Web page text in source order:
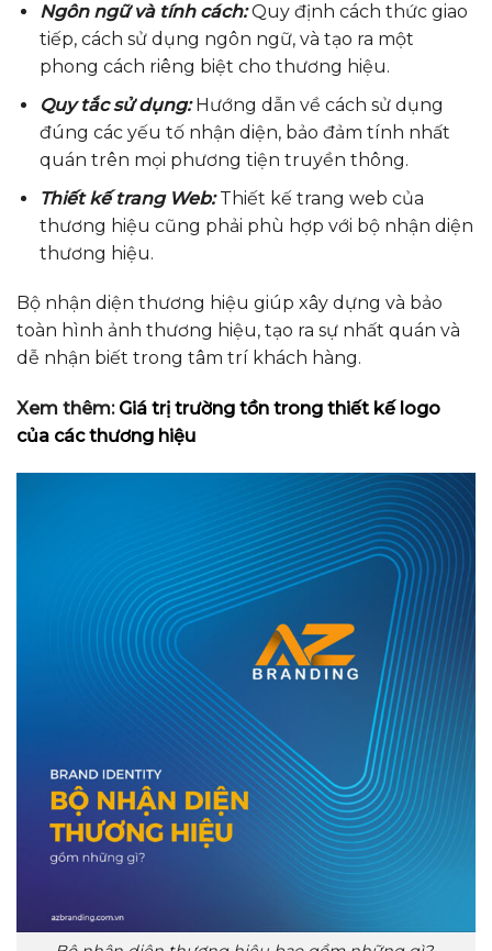
Ngôn ngữ và tính cách:Quy định cách thức giao
tiếp, cách sử dụng ngôn ngữ, và tạo ra một
phong cách riêng biệt cho thương hiệu.
Quy tắc sử dụng:Hướng dẫn về cách sử dụng
đúng các yếu tố nhận diện, bảo đảm tính nhất
quán trên mọi phương tiện truyền thông.
Thiết kế trang Web:Thiết kế trang web của
thương hiệu cũng phải phù hợp với bộ nhận diện
thương hiệu.
Bộ nhận diện thương hiệu giúp xây dựng và bảo
toàn hình ảnh thương hiệu, tạo ra sự nhất quán và
dễ nhận biết trong tâm trí khách hàng.
Xem thêm: Giá trị trường tồn trong thiết kế logo
của các thương hiệu